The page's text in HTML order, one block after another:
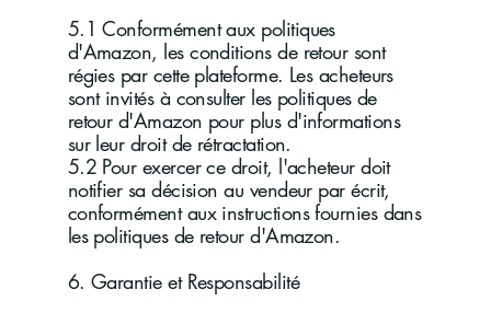
5.1 Conformément aux politiques
d'Amazon, les conditions de retour sont
régies par cette plateforme. Les acheteurs
sont invités à consulter les politiques de
retour d'Amazon pour plus d'informations
sur leur droit de rétractation.
5.2 Pour exercer ce droit, l'acheteur doit
notifier sa décision au vendeur par écrit,
conformément aux instructions fournies dans
les politiques de retour d'Amazon.
6. Garantie et Responsabilité